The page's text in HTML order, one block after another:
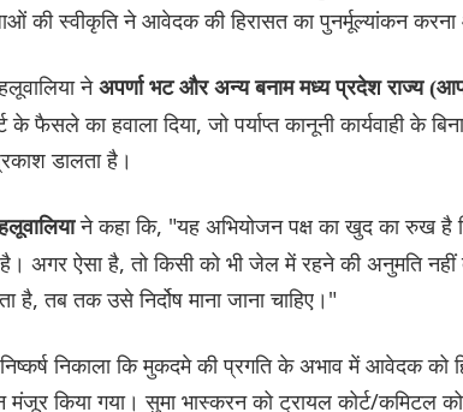
की स्वीकृति ने आवेदक की हिरासत का पुनर्मूल्यांकन
ने अपर्णा भट और अन्य बनाम मध्य प्रदेश राज्य
के फैसले का हवाला दिया, जो पर्याप्त कानूनी कार्यवाही के
डालता है।
ने कहा कि, "यह अभियोजन पक्ष का खुद का रुख है
अगर ऐसा है, तो किसी को भी जेल में रहने की अनुमति नहीं
है, तब तक उसे निर्दोष माना जाना चाहिए।"
निकाला कि मुकदमे की प्रगति के अभाव में आवेदक को
किया गया। सुमा भास्करन को ट्रायल कोर्ट/कमिटल